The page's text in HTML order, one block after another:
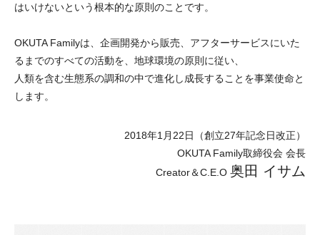
はいけないという根本的な原則のことです。
OKUTA Familyは、企画開発から販売、アフターサービスにいた
るまでのすべての活動を、地球環境の原則に従い、
人類を含む生態系の調和の中で進化し成長することを事業使命と
します。
2018年1月22日（創立27年記念日改正）
OKUTA Family取締役会 会長
Creator＆C.E.O 奥田 イサム